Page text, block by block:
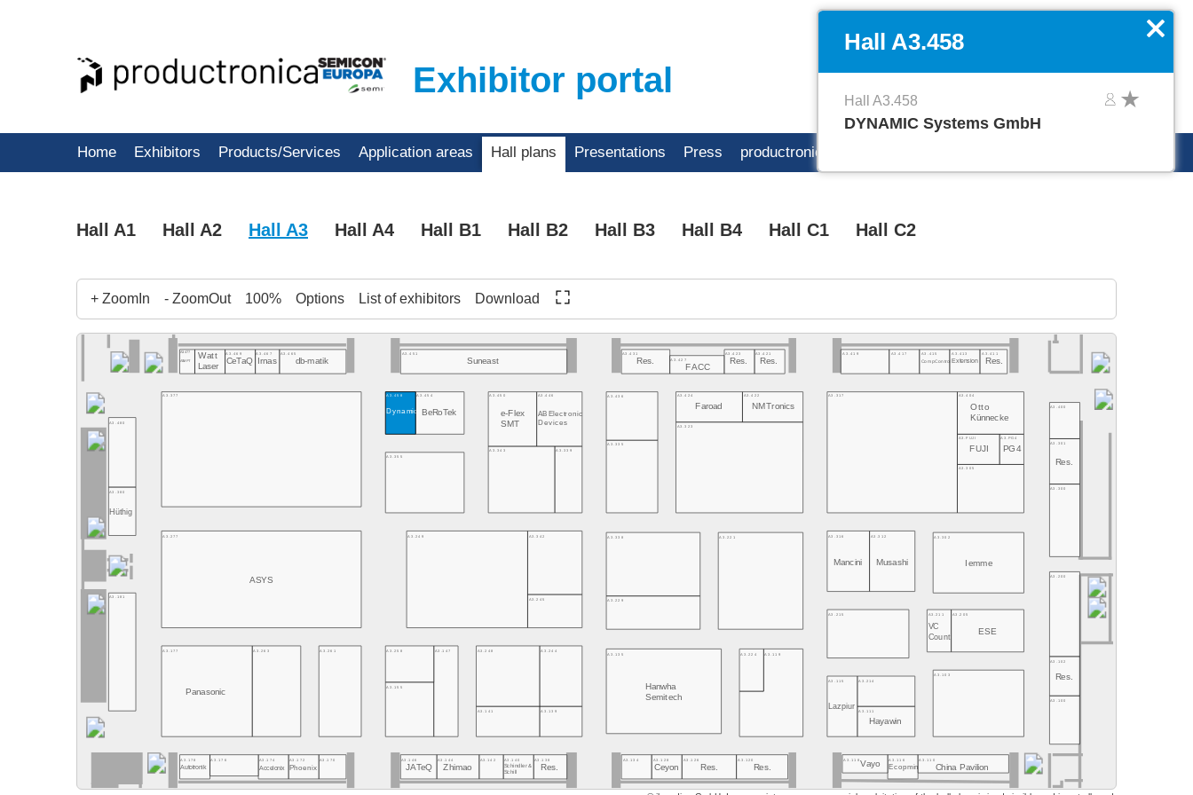
Exhibitor portal
Home Exhibitors Products/Services Application areas Hall plans Presentations Press productronica careers
Hall A1 Hall A2 Hall A3 Hall A4 Hall B1 Hall B2 Hall B3 Hall B4 Hall C1 Hall C2
+ ZoomIn - ZoomOut 100% Options List of exhibitors Download
A3.178
Autotronik
A3.174
Accelonix
A3.172
Phoenix
A3.170 A3.146
JATeQ
A3.144
Zhimao
A3.142 A3.140
Schindler &
Schill
A3.138
Res.
A3.134 A3.128
Ceyon
A3.126
Res.
A3.120
Res.
A3.116
Ecopmin
A3.176 A3.118Vayo A3.110
China Pavilion
A3.100
A3.177
Panasonic
A3.263 A3.261
A3.155
A3.147
A3.141 A3.139
A3.119
A3.115
Lazpiur A3.111
Hayawin
A3.103
A3.135
Hanwha
Semitech
A3.181
A3.248 A3.244
A3.214
A3.102
Res.
A3.224
A3.258
A3.215
A3.200
A3.211
VC
Count
A3.205
ESE
A3.229
A3.221
A3.277
ASYS
A3.249
A3.245
A3.338
A3.342 A3.302
Iemme
A3.316
Mancini
A3.312
Musashi
A3.300
A3.380
Hüthig
A3.335
A3.355
A3.343 A3.339
A3.323
A3.317
A3.305
A3.377
A3.480
A3.301
Res.
A3.FUJI
FUJI
A3.PG4
PG4
A3.450
e-Flex
SMT
A3.446
AB Electronic
Devices
A3.436
A3.400
A3.458
Dynamic
A3.454
BeRoTek
A3.404
Otto
Künnecke
A3.424
Faroad
A3.422
NMTronics
A3.477
ASMPT
Watt
Laser
A3.469
CeTaQ
A3.467
Irnas
A3.465
db-matik
A3.451
Suneast
A3.431
Res. A3.427
FACC
A3.423
Res.
A3.421
Res.
A3.419 A3.417
A3.415
CompControl
A3.413
Extension
A3.411
Res.
Hall A3.458
Hall A3.458
DYNAMIC Systems GmbH